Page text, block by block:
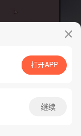
App免费看
打开APP
继续